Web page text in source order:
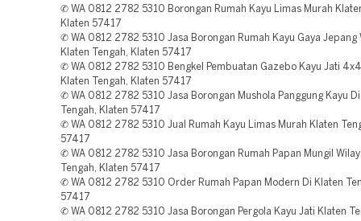
✆ WA 0812 2782 5310 Borongan Rumah Kayu Limas Murah
Klaten 57417
✆ WA 0812 2782 5310 Jasa Borongan Rumah Kayu Gaya Jepang
Klaten Tengah, Klaten 57417
✆ WA 0812 2782 5310 Bengkel Pembuatan Gazebo Kayu Jati
Klaten Tengah, Klaten 57417
✆ WA 0812 2782 5310 Jasa Borongan Mushola Panggung Kayu
Tengah, Klaten 57417
✆ WA 0812 2782 5310 Jual Rumah Kayu Limas Murah Klaten
57417
✆ WA 0812 2782 5310 Jasa Borongan Rumah Papan Mungil
Tengah, Klaten 57417
✆ WA 0812 2782 5310 Order Rumah Papan Modern Di Klaten
57417
✆ WA 0812 2782 5310 Jasa Borongan Pergola Kayu Jati Klaten